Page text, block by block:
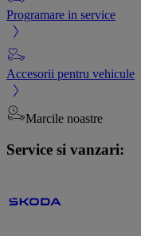
Programare in service
Accesorii pentru vehicule
Marcile noastre
Service si vanzari: